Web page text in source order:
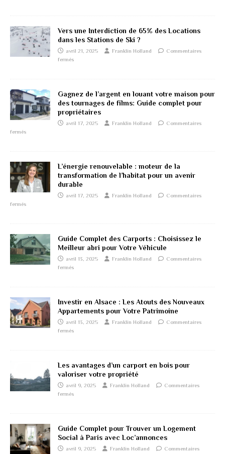
Vers une Interdiction de 65% des Locations
dans les Stations de Ski ?
avril 21, 2025 Franklin Holland
Commentaires
fermés
Gagnez de l’argent en louant votre maison pour
des tournages de films: Guide complet pour
propriétaires
avril 17, 2025 Franklin Holland
Commentaires
fermés
L’énergie renouvelable : moteur de la
transformation de l’habitat pour un avenir
durable
avril 17, 2025 Franklin Holland
Commentaires
fermés
Guide Complet des Carports : Choisissez le
Meilleur abri pour Votre Véhicule
avril 13, 2025 Franklin Holland
Commentaires
fermés
Investir en Alsace : Les Atouts des Nouveaux
Appartements pour Votre Patrimoine
avril 13, 2025 Franklin Holland
Commentaires
fermés
Les avantages d’un carport en bois pour
valoriser votre propriété
avril 9, 2025 Franklin Holland
Commentaires
fermés
Guide Complet pour Trouver un Logement
Social à Paris avec Loc’annonces
avril 9, 2025 Franklin Holland
Commentaires